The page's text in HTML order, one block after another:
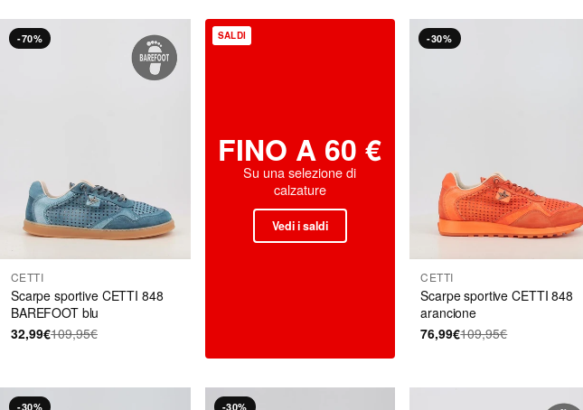
-70%
CETTI
Scarpe sportive CETTI 848
BAREFOOT blu
32,99€109,95€
SALDI
FINO A 60 €
Su una selezione di
calzature
Vedi i saldi
-30%
CETTI
Scarpe sportive CETTI 848
arancione
76,99€109,95€
-30% -30%